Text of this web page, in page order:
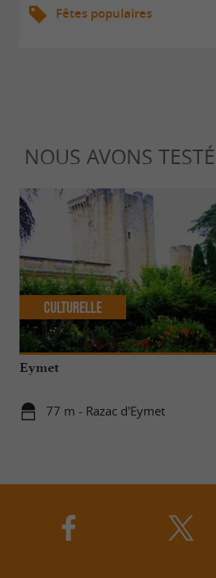
Fêtes populaires
NOUS AVONS TESTÉ
Eymet
77 m - Razac d'Eymet
Culturelle